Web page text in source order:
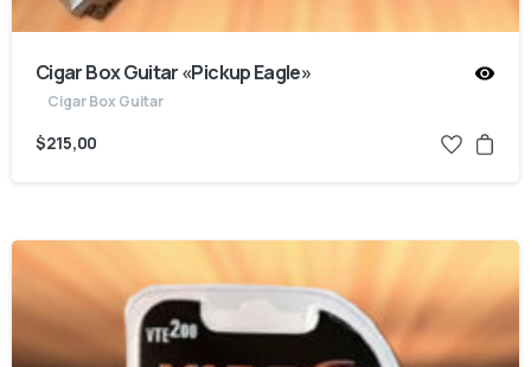
Cigar Box Guitar «Pickup Eagle»
Cigar Box Guitar
$215,00